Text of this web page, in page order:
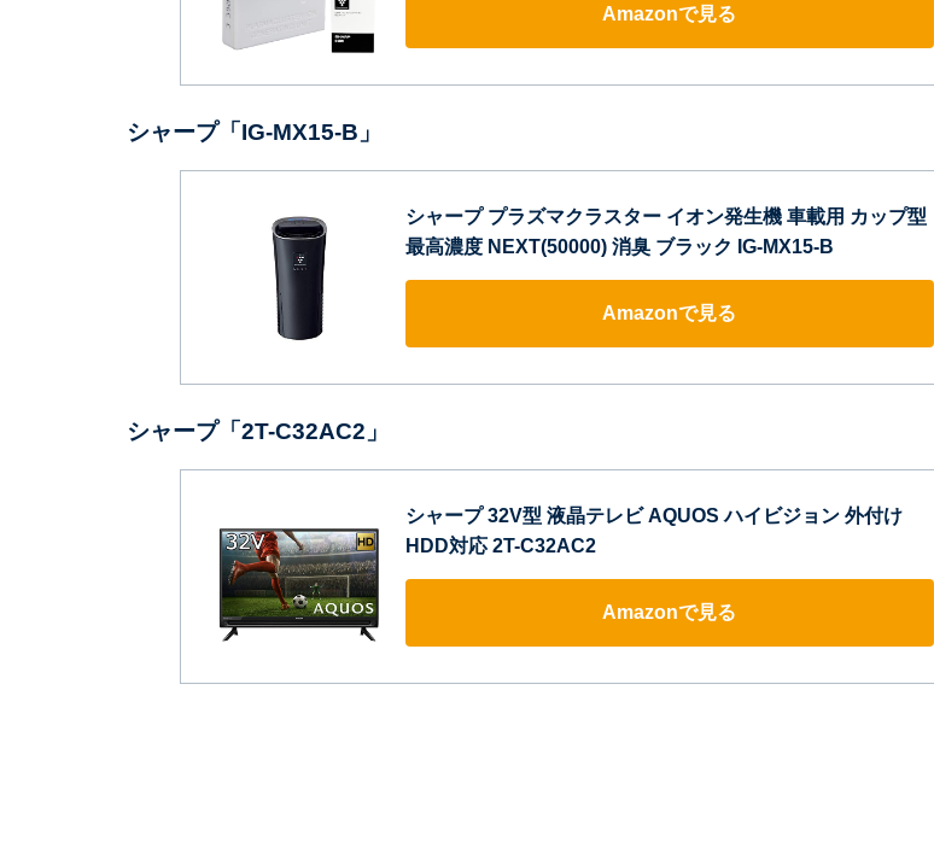
Amazonで見る
シャープ「IG-MX15-B」
シャープ プラズマクラスター イオン発生機 車載用 カップ型
最高濃度 NEXT(50000) 消臭 ブラック IG-MX15-B
Amazonで見る
シャープ「2T-C32AC2」
シャープ 32V型 液晶テレビ AQUOS ハイビジョン 外付け
HDD対応 2T-C32AC2
Amazonで見る